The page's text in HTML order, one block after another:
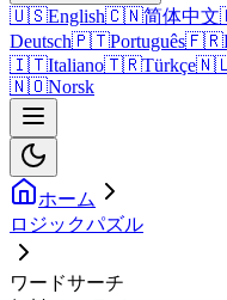
🇺🇸English🇨🇳简体中文
Deutsch🇵🇹Português🇫🇷
🇮🇹Italiano🇹🇷Türkçe
🇳🇴Norsk
ホーム
ロジックパズル
ワードサーチ